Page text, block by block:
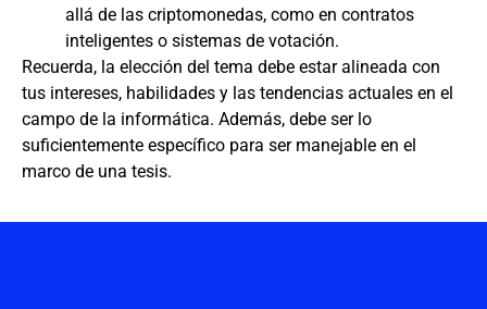
allá de las criptomonedas, como en contratos
inteligentes o sistemas de votación.
Recuerda, la elección del tema debe estar alineada con
tus intereses, habilidades y las tendencias actuales en el
campo de la informática. Además, debe ser lo
suficientemente específico para ser manejable en el
marco de una tesis.